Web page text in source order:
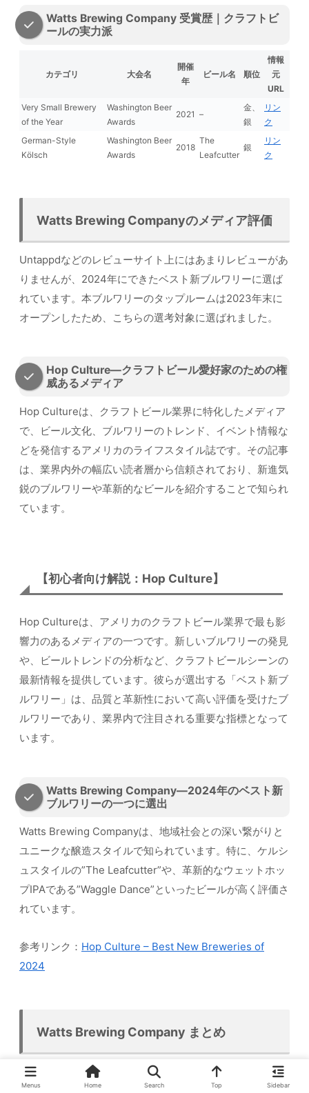
Watts Brewing Company 受賞歴｜クラフトビ
ールの実力派
カテゴリ 大会名
開催
年
ビール名 順位
情報
元
URL
Very Small Brewery
of the Year
Washington Beer
Awards
2021 –
金、
銀
リン
ク
German-Style
Kölsch
Washington Beer
Awards
2018
The
Leafcutter
銀
リン
ク
Watts Brewing Companyのメディア評価
Untappdなどのレビューサイト上にはあまりレビューがあ
りませんが、2024年にできたベスト新ブルワリーに選ば
れています。本ブルワリーのタップルームは2023年末に
オープンしたため、こちらの選考対象に選ばれました。
Hop Culture—クラフトビール愛好家のための権
威あるメディア
Hop Cultureは、クラフトビール業界に特化したメディア
で、ビール文化、ブルワリーのトレンド、イベント情報な
どを発信するアメリカのライフスタイル誌です。その記事
は、業界内外の幅広い読者層から信頼されており、新進気
鋭のブルワリーや革新的なビールを紹介することで知られ
ています。
【初心者向け解説：Hop Culture】
Hop Cultureは、アメリカのクラフトビール業界で最も影
響力のあるメディアの一つです。新しいブルワリーの発見
や、ビールトレンドの分析など、クラフトビールシーンの
最新情報を提供しています。彼らが選出する「ベスト新ブ
ルワリー」は、品質と革新性において高い評価を受けたブ
ルワリーであり、業界内で注目される重要な指標となって
います。
Watts Brewing Company—2024年のベスト新
ブルワリーの一つに選出
Watts Brewing Companyは、地域社会との深い繋がりと
ユニークな醸造スタイルで知られています。特に、ケルシ
ュスタイルの”The Leafcutter”や、革新的なウェットホッ
プIPAである”Waggle Dance”といったビールが高く評価さ
れています。
参考リンク： Hop Culture – Best New Breweries of
2024
Watts Brewing Company まとめ
気軽に立ち寄って軽く飲むのに丁度良いブルワリーです！
Menus Home Search Top Sidebar